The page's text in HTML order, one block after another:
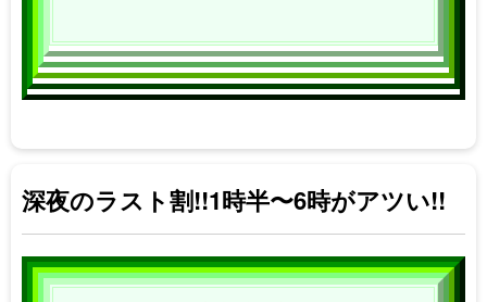
深夜のラスト割!!1時半〜6時がアツい!!